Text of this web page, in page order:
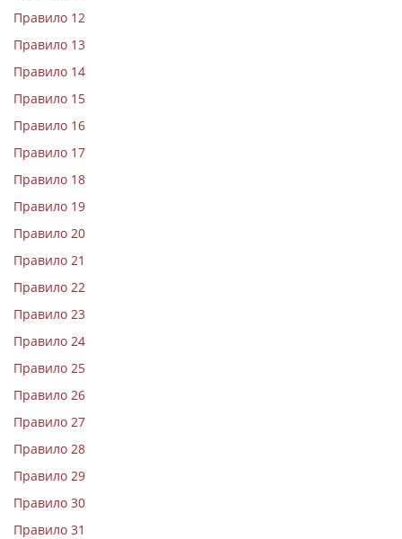
Правило 12
Правило 13
Правило 14
Правило 15
Правило 16
Правило 17
Правило 18
Правило 19
Правило 20
Правило 21
Правило 22
Правило 23
Правило 24
Правило 25
Правило 26
Правило 27
Правило 28
Правило 29
Правило 30
Правило 31